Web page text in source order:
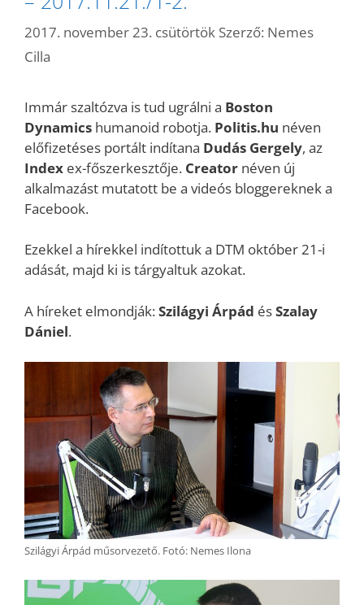
2017. november 23. csütörtök Szerző: Nemes
Cilla
Immár szaltózva is tud ugrálni a Boston
Dynamics humanoid robotja. Politis.hu néven
előfizetéses portált indítana Dudás Gergely, az
Index ex-főszerkesztője. Creator néven új
alkalmazást mutatott be a videós bloggereknek a
Facebook.
Ezekkel a hírekkel indítottuk a DTM október 21-i
adását, majd ki is tárgyaltuk azokat.
A híreket elmondják:Szilágyi Árpád ésSzalay
Dániel.
Szilágyi Árpád műsorvezető. Fotó: Nemes Ilona